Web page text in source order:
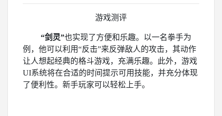
游戏测评
“剑灵”也实现了方便和乐趣。以一名拳手为
例，他可以利用“反击”来反弹敌人的攻击，其动作
让人想起经典的格斗游戏，充满乐趣。此外，游戏
UI系统将在合适的时间提示可用技能，并充分体现
了便利性。新手玩家可以轻松上手。